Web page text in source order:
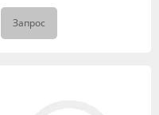
Запрос